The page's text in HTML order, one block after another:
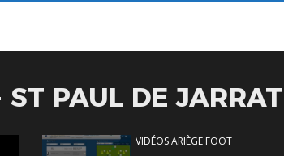
PAUL DE JARRAT
VIDÉOS ARIÈGE FOOT